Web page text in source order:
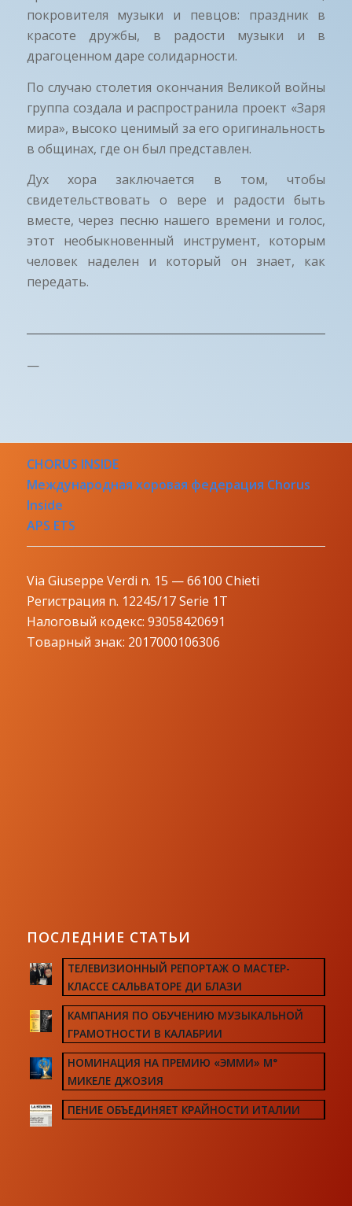
покровителя музыки и певцов: праздник в
красоте дружбы, в радости музыки и в
драгоценном даре солидарности.
По случаю столетия окончания Великой войны
группа создала и распространила проект «Заря
мира», высоко ценимый за его оригинальность
в общинах, где он был представлен.
Дух хора заключается в том, чтобы
свидетельствовать о вере и радости быть
вместе, через песню нашего времени и голос,
этот необыкновенный инструмент, которым
человек наделен и который он знает, как
передать.
—
CHORUS INSIDE
Международная хоровая федерация Chorus
Inside
APS ETS
Via Giuseppe Verdi n. 15 — 66100 Chieti
Регистрация n. 12245/17 Serie 1T
Налоговый кодекс: 93058420691
Товарный знак: 2017000106306
ПОСЛЕДНИЕ СТАТЬИ
ТЕЛЕВИЗИОННЫЙ РЕПОРТАЖ О МАСТЕР-
КЛАССЕ САЛЬВАТОРЕ ДИ БЛАЗИ
КАМПАНИЯ ПО ОБУЧЕНИЮ МУЗЫКАЛЬНОЙ
ГРАМОТНОСТИ В КАЛАБРИИ
НОМИНАЦИЯ НА ПРЕМИЮ «ЭММИ» М°
МИКЕЛЕ ДЖОЗИЯ
ПЕНИЕ ОБЪЕДИНЯЕТ КРАЙНОСТИ ИТАЛИИ